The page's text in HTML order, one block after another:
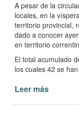
A pesar de la
locales, en la
territorio provincial,
dado a conocer
en territorio
El total acumulado
los cuales 42 se
Leer más